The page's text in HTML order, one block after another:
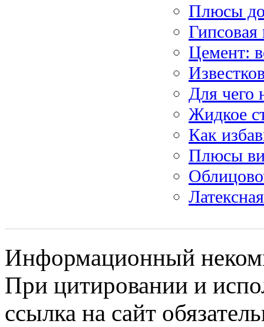
Плюсы
Гипсовая
Цемент:
Для чего
Жидкое
Как
Плюсы
Информационный
При цитировании и
ссылка на сайт